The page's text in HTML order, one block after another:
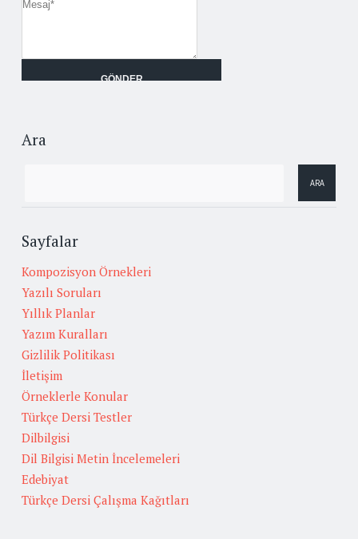
Ara
Sayfalar
Kompozisyon Örnekleri
Yazılı Soruları
Yıllık Planlar
Yazım Kuralları
Gizlilik Politikası
İletişim
Örneklerle Konular
Türkçe Dersi Testler
Dilbilgisi
Dil Bilgisi Metin İncelemeleri
Edebiyat
Türkçe Dersi Çalışma Kağıtları